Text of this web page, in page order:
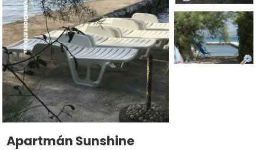
Apartmán Sunshine